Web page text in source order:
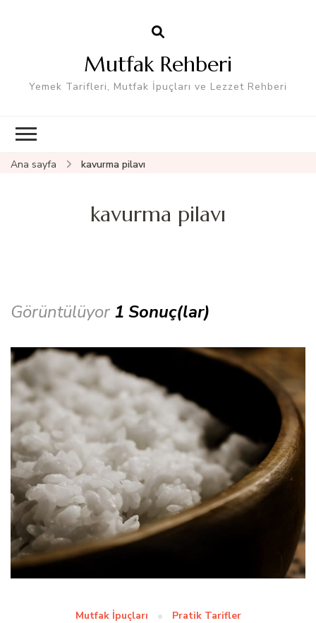
Mutfak Rehberi
Yemek Tarifleri, Mutfak İpuçları ve Lezzet Rehberi
Ana sayfa kavurma pilavı
kavurma pilavı
Görüntülüyor 1 Sonuç(lar)
Mutfak İpuçları Pratik Tarifler